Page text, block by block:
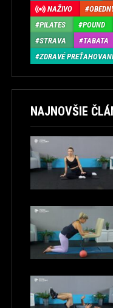
NAŽIVO
PILATES
POUND
STRAVA
TABATA
ZDRAVÉ
NAJNOVŠIE